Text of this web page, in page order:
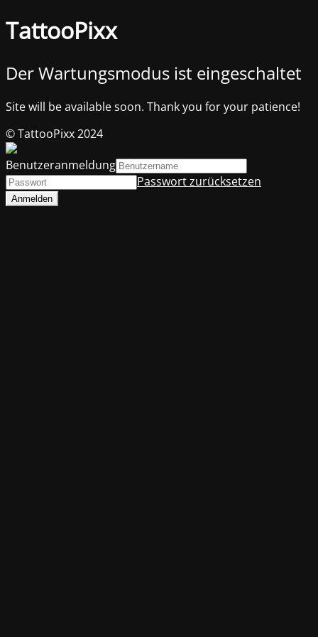
TattooPixx
Der Wartungsmodus ist eingeschaltet
Site will be available soon. Thank you for your patience!
© TattooPixx 2024
Benutzeranmeldung
Passwort zurücksetzen